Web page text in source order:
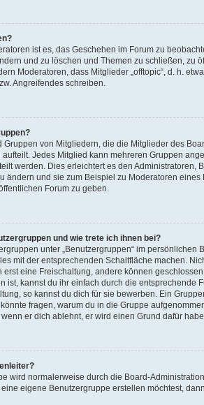
ist es, das Geschehen im Forum zu
und zu löschen und Themen zu schließen, zu
Moderatoren, dass Mitglieder „offtopic“, d. h.
Angreifendes schreiben.
Gruppen von Mitgliedern, die die Mitglieder des
Jedes Mitglied kann mehreren Gruppen
werden. Dies erleichtert es den Administratoren,
ändern und sie zum Beispiel zu Moderatoren
Forum zu geben.
und wie trete ich ihnen bei?
unter „Benutzergruppen“ im persönlichen
mit der entsprechenden Schaltfläche machen.
erst eine Freischaltung, andere können
ist, kannst du ihr einfach durch die entsprechende
so kannst du dich für sie bewerben. Ein
fragen, warum du in die Gruppe
er dich ablehnt, er wird einen Grund dafür
wird normalerweise durch die Board-
eigene Benutzergruppe erstellen möchtest,